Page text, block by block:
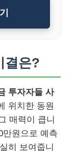
결은?
투자자들 사
위치한 동원
매력이 큽니
만원으로 예측
히 보여줍니